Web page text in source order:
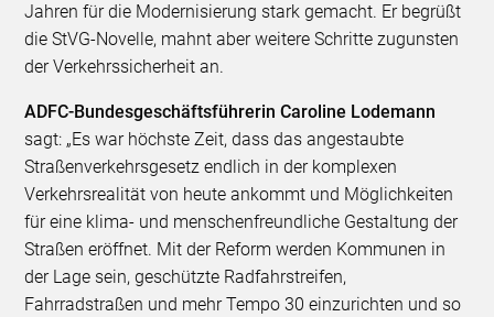
Jahren für die Modernisierung stark gemacht. Er begrüßt
die StVG-Novelle, mahnt aber weitere Schritte zugunsten
der Verkehrssicherheit an.
ADFC-Bundesgeschäftsführerin Caroline Lodemann
sagt: „Es war höchste Zeit, dass das angestaubte
Straßenverkehrsgesetz endlich in der komplexen
Verkehrsrealität von heute ankommt und Möglichkeiten
für eine klima- und menschenfreundliche Gestaltung der
Straßen eröffnet. Mit der Reform werden Kommunen in
der Lage sein, geschützte Radfahrstreifen,
Fahrradstraßen und mehr Tempo 30 einzurichten und so